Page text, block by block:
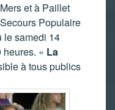
et à Paillet
Populaire
le samedi 14
heures. « La
à tous publics